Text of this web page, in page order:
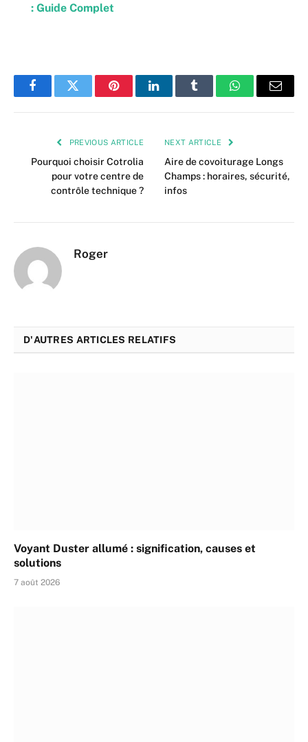
: Guide Complet
FacebookTwitter PinterestLinkedInTumblr WhatsAppEmail
PREVIOUS ARTICLE
Pourquoi choisir Cotrolia
pour votre centre de
contrôle technique ?
NEXT ARTICLE
Aire de covoiturage Longs
Champs : horaires, sécurité,
infos
Roger
D'AUTRES ARTICLES RELATIFS
Voyant Duster allumé : signification, causes et
solutions
7 août 2026